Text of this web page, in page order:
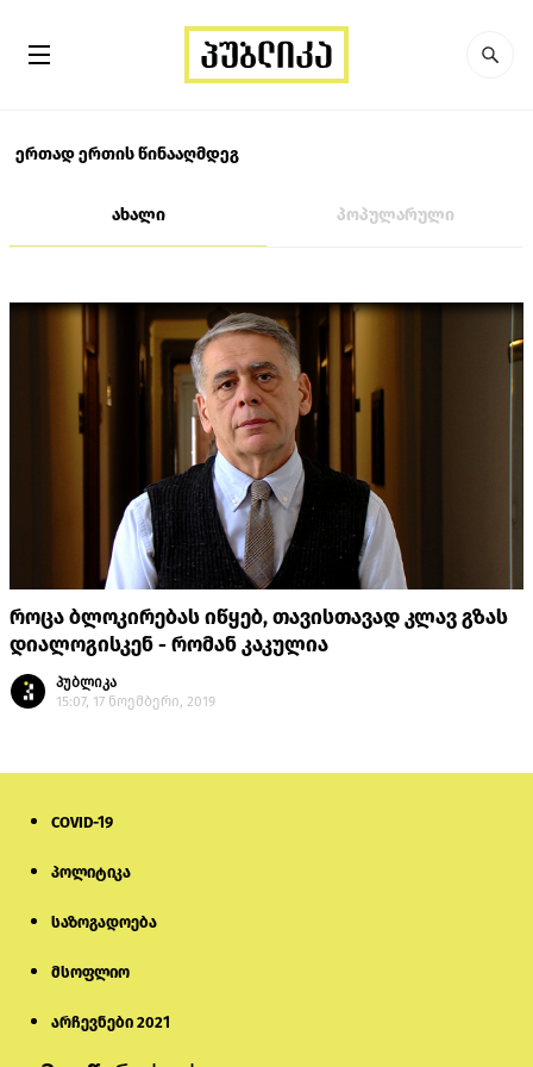
ერთად ერთის წინააღმდეგ
ახალი პოპულარული
როცა ბლოკირებას იწყებ, თავისთავად კლავ გზას
დიალოგისკენ - რომან კაკულია
პუბლიკა
15:07, 17 ნოემბერი, 2019
COVID-19
პოლიტიკა
საზოგადოება
მსოფლიო
არჩევნები 2021